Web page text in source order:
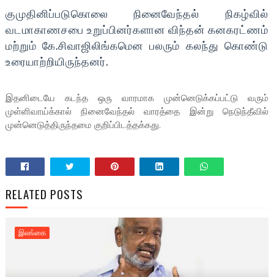
குமுதினிப்படுகொலை நினைவேந்தல் நிகழ்வில்
வடமாகாணசபை உறுப்பினர்களான விந்தன் கனகரட்ணம்
மற்றும் கே.சிவாஜிலிங்கமென பலரும் கலந்து கொண்டு
உரையாற்றியிருந்தனர்.
இதனிடையே கடந்த ஒரு வாரமாக முன்னெடுக்கப்பட்டு வரும்
முள்ளிவாய்க்கால் நினைவேந்தல் வாரத்தை இன்று நெடுந்தீவில்
முன்னெடுத்திருந்தமை குறிப்பிடத்தக்கது.
RELATED POSTS
இலங்கை